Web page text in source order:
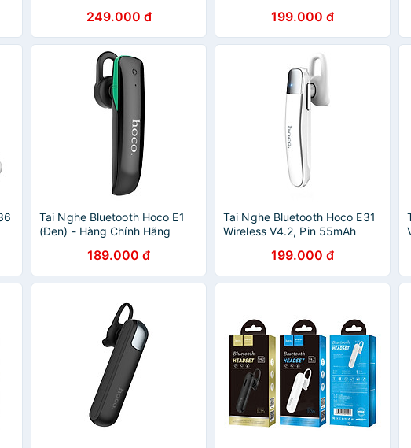
249.000 đ 199.000 đ
Tai Nghe Bluetooth Hoco E1
(Đen) - Hàng Chính Hãng
189.000 đ
Tai Nghe Bluetooth Hoco E31
Wireless V4.2, Pin 55mAh
199.000 đ